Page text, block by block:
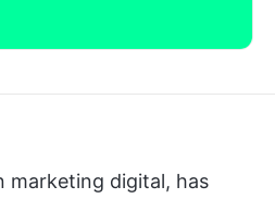
marketing digital, has